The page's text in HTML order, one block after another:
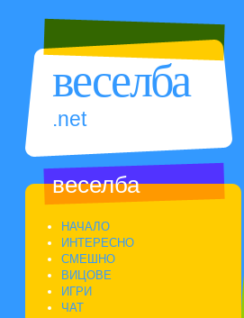
веселба
.net
веселба
НАЧАЛО
ИНТЕРЕСНО
СМЕШНО
ВИЦОВЕ
ИГРИ
ЧАТ